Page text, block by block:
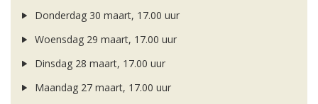
Donderdag 30 maart, 17.00 uur
Woensdag 29 maart, 17.00 uur
Dinsdag 28 maart, 17.00 uur
Maandag 27 maart, 17.00 uur